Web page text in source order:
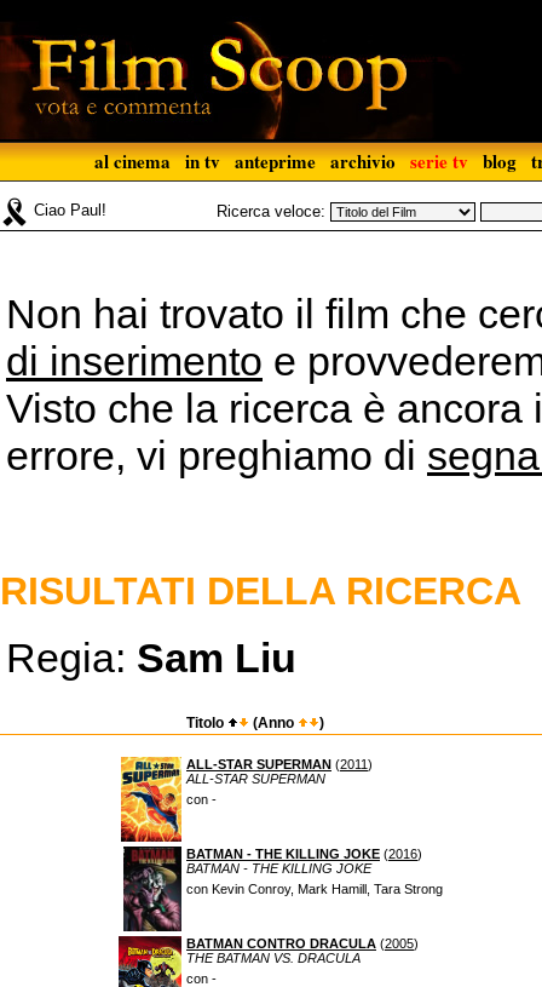
al cinema in tv anteprime archivio serie tv blog
Ciao Paul! Ricerca veloce:
Non hai trovato il film che
di inserimento e
Visto che la ricerca è
errore, vi preghiamo di
RISULTATI DELLA RICERCA
Regia: Sam Liu
Titolo (Anno )
ALL-STAR SUPERMAN (2011)
ALL-STAR SUPERMAN
con -
BATMAN - THE KILLING JOKE (2016)
BATMAN - THE KILLING JOKE
con Kevin Conroy, Mark Hamill, Tara Strong
BATMAN CONTRO DRACULA (2005)
THE BATMAN VS. DRACULA
con -